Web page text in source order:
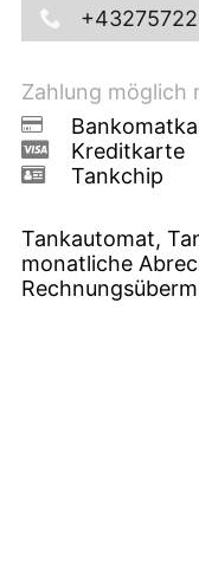
Zahlung möglich
Kreditkarte
Tankchip
Tankautomat,
monatliche